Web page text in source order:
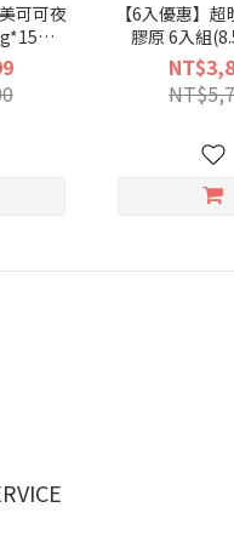
可可夜
入
包*1
【6入優惠】
膠原 6入組
*6)+夜膠原